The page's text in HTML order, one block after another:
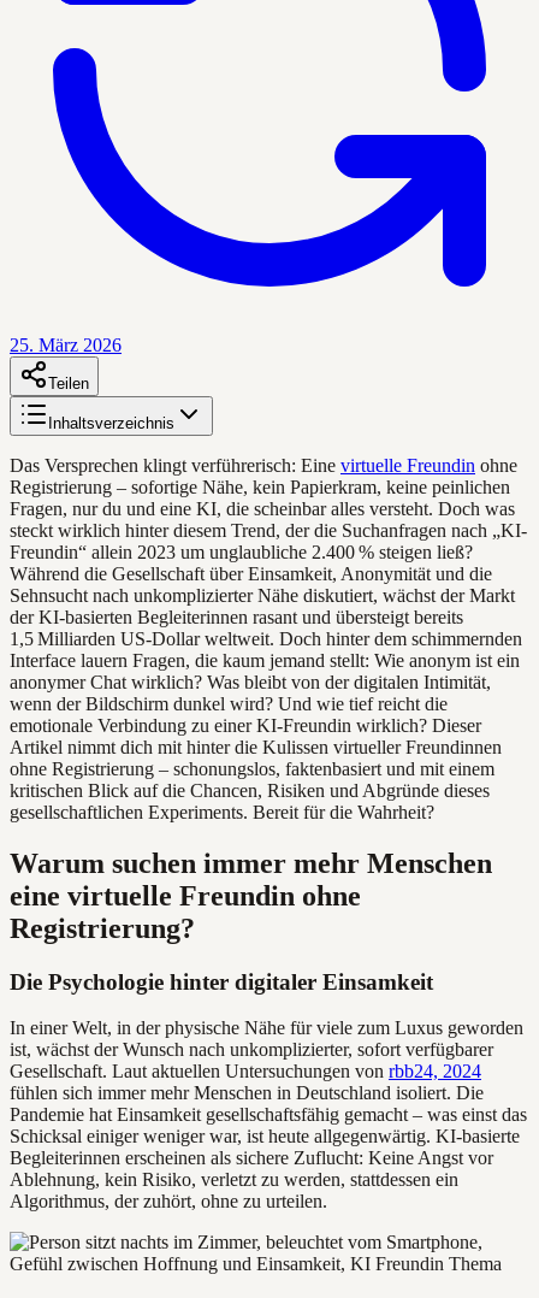
25. März 2026
Teilen
Inhaltsverzeichnis
Das Versprechen klingt verführerisch: Eine virtuelle Freundin ohne
Registrierung – sofortige Nähe, kein Papierkram, keine peinlichen
Fragen, nur du und eine KI, die scheinbar alles versteht. Doch was
steckt wirklich hinter diesem Trend, der die Suchanfragen nach „KI-
Freundin“ allein 2023 um unglaubliche 2.400 % steigen ließ?
Während die Gesellschaft über Einsamkeit, Anonymität und die
Sehnsucht nach unkomplizierter Nähe diskutiert, wächst der Markt
der KI-basierten Begleiterinnen rasant und übersteigt bereits
1,5 Milliarden US-Dollar weltweit. Doch hinter dem schimmernden
Interface lauern Fragen, die kaum jemand stellt: Wie anonym ist ein
anonymer Chat wirklich? Was bleibt von der digitalen Intimität,
wenn der Bildschirm dunkel wird? Und wie tief reicht die
emotionale Verbindung zu einer KI-Freundin wirklich? Dieser
Artikel nimmt dich mit hinter die Kulissen virtueller Freundinnen
ohne Registrierung – schonungslos, faktenbasiert und mit einem
kritischen Blick auf die Chancen, Risiken und Abgründe dieses
gesellschaftlichen Experiments. Bereit für die Wahrheit?
Warum suchen immer mehr Menschen
eine virtuelle Freundin ohne
Registrierung?
Die Psychologie hinter digitaler Einsamkeit
In einer Welt, in der physische Nähe für viele zum Luxus geworden
ist, wächst der Wunsch nach unkomplizierter, sofort verfügbarer
Gesellschaft. Laut aktuellen Untersuchungen von rbb24, 2024
fühlen sich immer mehr Menschen in Deutschland isoliert. Die
Pandemie hat Einsamkeit gesellschaftsfähig gemacht – was einst das
Schicksal einiger weniger war, ist heute allgegenwärtig. KI-basierte
Begleiterinnen erscheinen als sichere Zuflucht: Keine Angst vor
Ablehnung, kein Risiko, verletzt zu werden, stattdessen ein
Algorithmus, der zuhört, ohne zu urteilen.